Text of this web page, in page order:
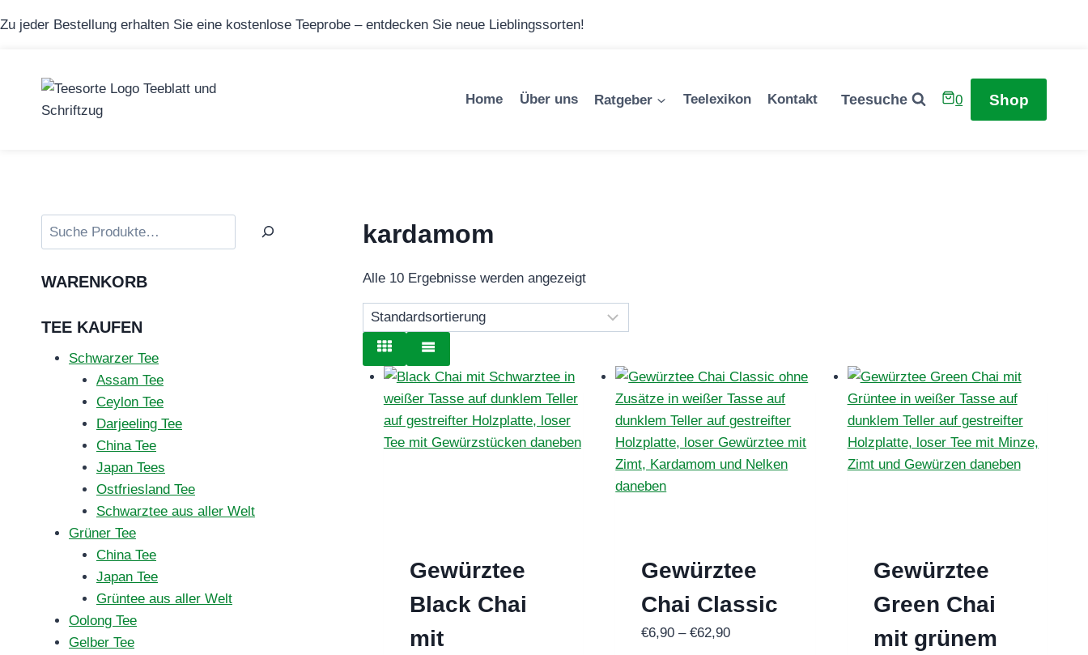
Inhalt
Zu jeder Bestellung erhalten Sie eine kostenlose Teeprobe – entdecken Sie neue Lieblingssorten!
Home Über uns Ratgeber Teelexikon Kontakt Teesuche 0 Shop
kardamom
Alle 10 Ergebnisse werden angezeigt
Gewürztee
Black Chai
mit
Gewürztee
Chai Classic
€6,90 –€62,90Preisspanne:
Gewürztee
Green Chai
mit grünem
Suchen
WARENKORB
TEE KAUFEN
Schwarzer Tee
Assam Tee
Ceylon Tee
Darjeeling Tee
China Tee
Japan Tees
Ostfriesland Tee
Schwarztee aus aller Welt
Grüner Tee
China Tee
Japan Tee
Grüntee aus aller Welt
Oolong Tee
Gelber Tee